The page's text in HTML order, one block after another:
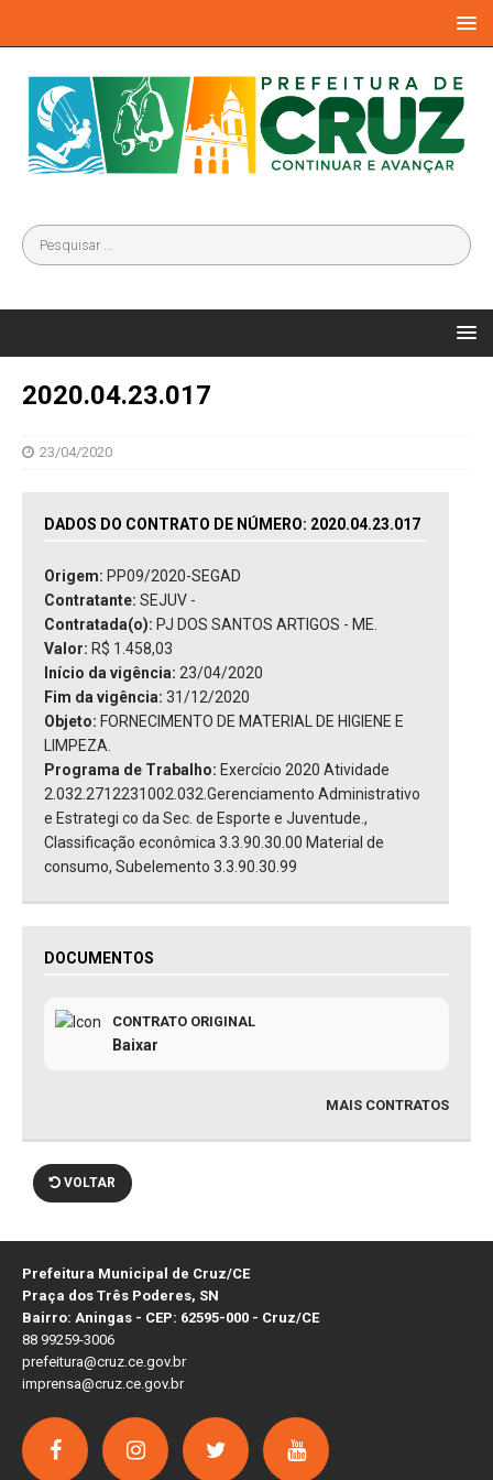
2020.04.23.017
23/04/2020
DADOS DO CONTRATO DE NÚMERO: 2020.04.23.017
Origem: PP09/2020-SEGAD
Contratante: SEJUV -
Contratada(o): PJ DOS SANTOS ARTIGOS - ME.
Valor: R$ 1.458,03
Início da vigência: 23/04/2020
Fim da vigência: 31/12/2020
Objeto: FORNECIMENTO DE MATERIAL DE HIGIENE E
LIMPEZA.
Programa de Trabalho: Exercício 2020 Atividade
2.032.2712231002.032.Gerenciamento Administrativo
e Estrategi co da Sec. de Esporte e Juventude.,
Classificação econômica 3.3.90.30.00 Material de
consumo, Subelemento 3.3.90.30.99
DOCUMENTOS
CONTRATO ORIGINAL
Baixar
MAIS CONTRATOS
VOLTAR
Prefeitura Municipal de Cruz/CE
Praça dos Três Poderes, SN
Bairro: Aningas - CEP: 62595-000 - Cruz/CE
88 99259-3006
prefeitura@cruz.ce.gov.br
imprensa@cruz.ce.gov.br